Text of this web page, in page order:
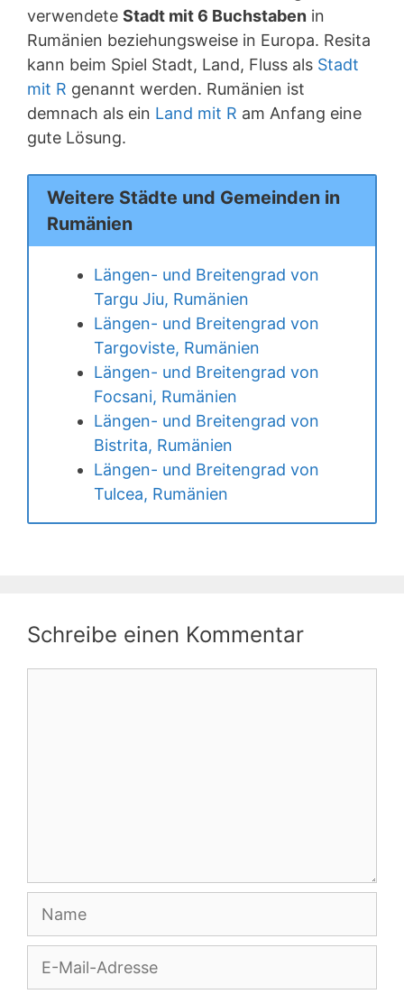
verwendete Stadt mit 6 Buchstaben in
Rumänien beziehungsweise in Europa. Resita
kann beim Spiel Stadt, Land, Fluss als Stadt
mit R genannt werden. Rumänien ist
demnach als ein Land mit R am Anfang eine
gute Lösung.
Weitere Städte und Gemeinden in
Rumänien
Längen- und Breitengrad von
Targu Jiu, Rumänien
Längen- und Breitengrad von
Targoviste, Rumänien
Längen- und Breitengrad von
Focsani, Rumänien
Längen- und Breitengrad von
Bistrita, Rumänien
Längen- und Breitengrad von
Tulcea, Rumänien
Schreibe einen Kommentar